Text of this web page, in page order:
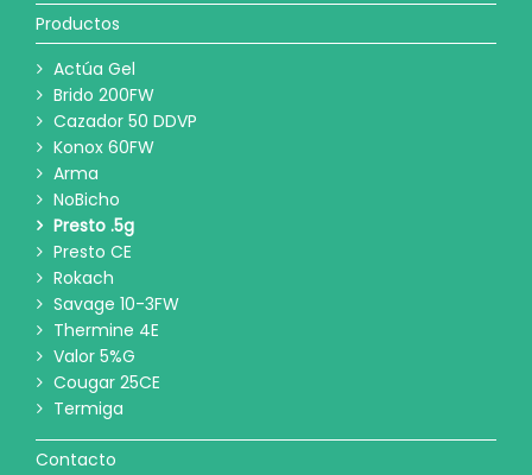
Productos
Actúa Gel
Brido 200FW
Cazador 50 DDVP
Konox 60FW
Arma
NoBicho
Presto .5g
Presto CE
Rokach
Savage 10-3FW
Thermine 4E
Valor 5%G
Cougar 25CE
Termiga
Contacto